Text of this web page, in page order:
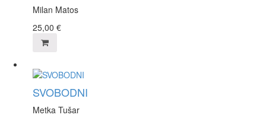
Milan Matos
25,00 €
SVOBODNI
Metka Tušar